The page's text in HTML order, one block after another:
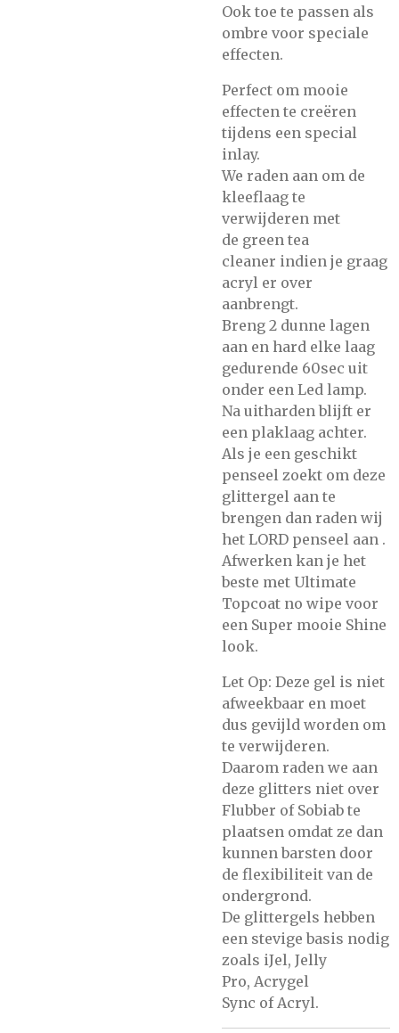
Ook toe te passen als
ombre voor speciale
effecten.
Perfect om mooie
effecten te creëren
tijdens een special
inlay.
We raden aan om de
kleeflaag te
verwijderen met
de green tea
cleaner indien je graag
acryl er over
aanbrengt.
Breng 2 dunne lagen
aan en hard elke laag
gedurende 60sec uit
onder een Led lamp.
Na uitharden blijft er
een plaklaag achter.
Als je een geschikt
penseel zoekt om deze
glittergel aan te
brengen dan raden wij
het LORD penseel aan .
Afwerken kan je het
beste met Ultimate
Topcoat no wipe voor
een Super mooie Shine
look.
Let Op: Deze gel is niet
afweekbaar en moet
dus gevijld worden om
te verwijderen.
Daarom raden we aan
deze glitters niet over
Flubber of Sobiab te
plaatsen omdat ze dan
kunnen barsten door
de flexibiliteit van de
ondergrond.
De glittergels hebben
een stevige basis nodig
zoals iJel, Jelly
Pro, Acrygel
Sync of Acryl.